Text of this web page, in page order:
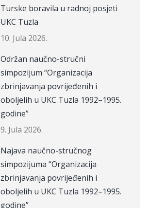
Turske boravila u radnoj posjeti
UKC Tuzla
10. Jula 2026.
Održan naučno-stručni
simpozijum “Organizacija
zbrinjavanja povrijeđenih i
oboljelih u UKC Tuzla 1992–1995.
godine”
9. Jula 2026.
Najava naučno-stručnog
simpozijuma “Organizacija
zbrinjavanja povrijeđenih i
oboljelih u UKC Tuzla 1992–1995.
godine”